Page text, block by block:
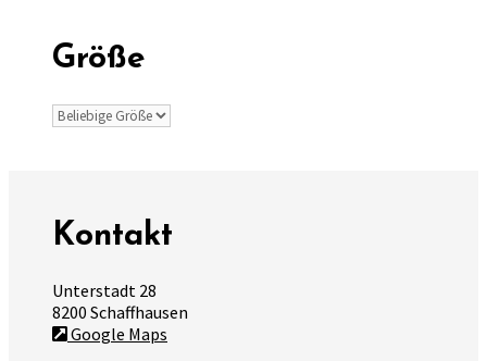
Größe
Kontakt
Unterstadt 28
8200 Schaffhausen
Google Maps